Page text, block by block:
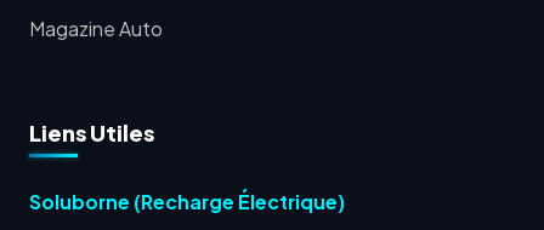
Magazine Auto
Liens Utiles
Soluborne (Recharge Électrique)